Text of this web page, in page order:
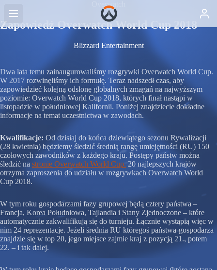
Overwatch
Zapowiedź Overwatch World Cup 2018
Blizzard Entertainment
Dwa lata temu zainaugurowaliśmy rozgrywki Overwatch World Cup.
W 2017 rozwinęliśmy ich formułę. Teraz nadszedł czas, aby
zapowiedzieć kolejną odsłonę globalnych zmagań na najwyższym
poziomie: Overwatch World Cup 2018, których finał nastąpi w
listopadzie w południowej Kalifornii. Poniżej znajdziecie dokładne
informacje na temat uczestnictwa w zawodach.
Kwalifikacje: Od dzisiaj do końca dziewiątego sezonu Rywalizacji
(28 kwietnia) będziemy śledzić średnią rangę umiejętności (RU) 150
czołowych zawodników z każdego kraju. Postępy państw można
śledzić na stronie Overwatch World Cup. 20 najlepszych krajów
otrzyma zaproszenia do udziału w rozgrywkach Overwatch World
Cup 2018.
W tym roku gospodarzami fazy grupowej będą cztery państwa –
Francja, Korea Południowa, Tajlandia i Stany Zjednoczone – które
automatycznie zakwalifikują się do turnieju. Łącznie wystąpią więc w
nim 24 reprezentacje. Jeżeli średnia RU któregoś państwa-gospodarza
znajdzie się w top 20, jego miejsce zajmie kraj z pozycją 21., potem
22. – i tak dalej.